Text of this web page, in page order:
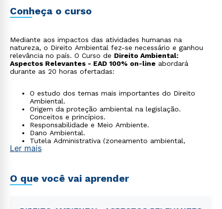
Conheça o curso
Mediante aos impactos das atividades humanas na
natureza, o Direito Ambiental fez-se necessário e ganhou
relevância no país. O Curso de Direito Ambiental:
Aspectos Relevantes - EAD 100% on-line abordará
durante as 20 horas ofertadas:
O estudo dos temas mais importantes do Direito
Ambiental.
Origem da proteção ambiental na legislação.
Conceitos e princípios.
Responsabilidade e Meio Ambiente.
Dano Ambiental.
Tutela Administrativa (zoneamento ambiental,
avaliação de impactos ambientais, licença ambiental,
Ler mais
O que você vai aprender